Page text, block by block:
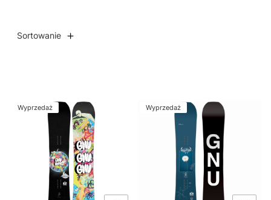
Sortowanie
Lista produktów
Wyprzedaż Wyprzedaż